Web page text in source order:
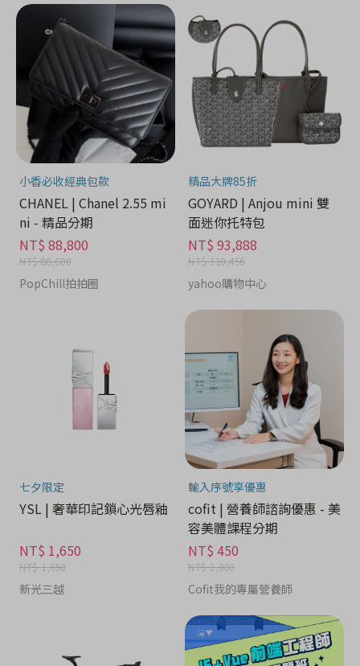
小香必收經典包款
CHANEL | Chanel 2.55 mi
ni - 精品分期
NT$ 88,800
NT$ 88,800
PopChill拍拍圈
精品大牌85折
GOYARD | Anjou mini 雙
面迷你托特包
NT$ 93,888
NT$ 110,456
yahoo購物中心
七夕限定
YSL | 奢華印記鎖心光唇釉
NT$ 1,650
NT$ 1,650
新光三越
輸入序號享優惠
cofit | 營養師諮詢優惠 - 美
容美體課程分期
NT$ 450
NT$ 2,000
Cofit我的專屬營養師